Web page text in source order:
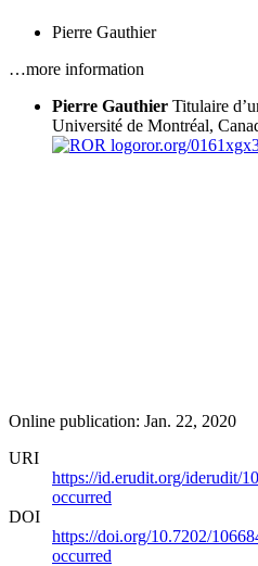
Pierre Gauthier
…more information
Pierre Gauthier Titulaire
Université de Montréal,
ror.org/
Online publication: Jan. 22, 2020
URI
https://id.erudit.org/iderudit/
occurred
DOI
https://doi.org/10.7202/
occurred